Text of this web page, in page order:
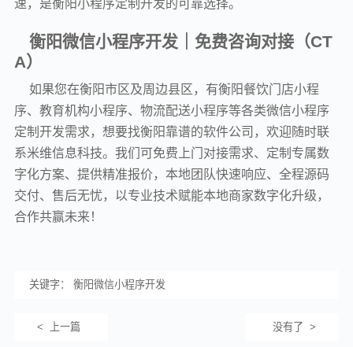
速，是衡阳小程序定制开发的可靠选择。
衡阳微信小程序开发｜免费咨询对接（CT
A）
如果您在衡阳市区及周边县区，有衡阳餐饮门店小程
序、教育机构小程序、物流配送小程序等各类微信小程序
定制开发需求，想要找衡阳靠谱的软件公司，欢迎随时联
系米维信息科技。我们可免费上门对接需求、定制专属数
字化方案、提供精准报价，本地团队快速响应、全程源码
交付、售后无忧，以专业技术赋能本地商家数字化升级，
合作共赢未来！
关键字： 衡阳微信小程序开发
< 上一篇 没有了 >